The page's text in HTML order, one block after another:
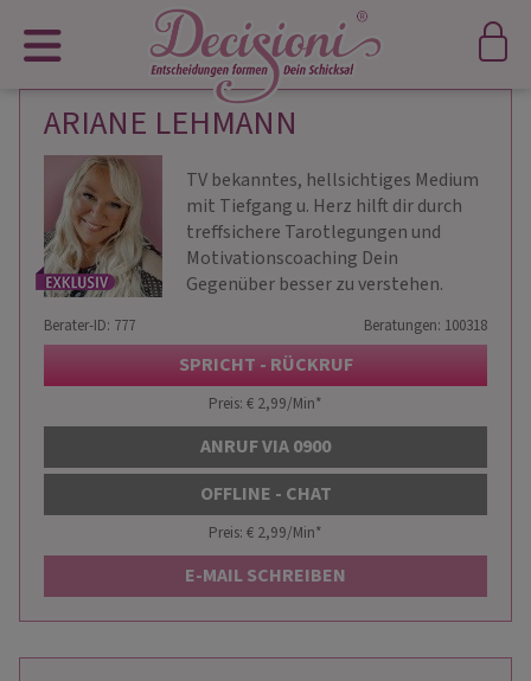
ARIANE LEHMANN
TV bekanntes, hellsichtiges Medium
mit Tiefgang u. Herz hilft dir durch
treffsichere Tarotlegungen und
Motivationscoaching Dein
Gegenüber besser zu verstehen.
Berater-ID: 777 Beratungen: 100318
SPRICHT - RÜCKRUF
Preis: € 2,99/Min*
ANRUF VIA 0900
OFFLINE - CHAT
Preis: € 2,99/Min*
E-MAIL SCHREIBEN